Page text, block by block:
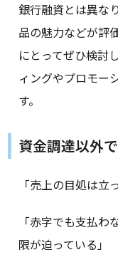
銀行融資とは異な
品の魅力などが評
にとってぜひ検討
ィングやプロモー
す。
資金調達以外
「売上の目処は立
「赤字でも支払
限が迫っている」